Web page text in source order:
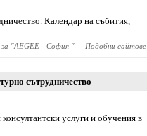
Календар на събития,
за "AEGEE - София " Подобни сайтове
сътрудничество
услуги и обучения в